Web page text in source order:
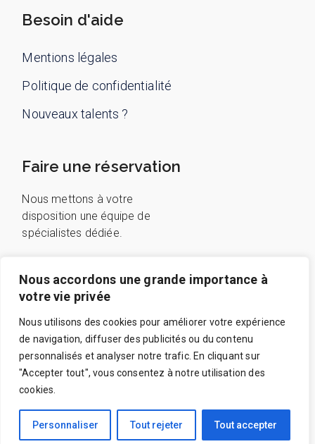
Nous accordons une grande importance à
votre vie privée
Nous utilisons des cookies pour améliorer votre expérience
de navigation, diffuser des publicités ou du contenu
personnalisés et analyser notre trafic. En cliquant sur
"Accepter tout", vous consentez à notre utilisation des
cookies.
Personnaliser Tout rejeter Tout accepter
Besoin d'aide
Mentions légales
Politique de confidentialité
Nouveaux talents ?
Faire une réservation
Nous mettons à votre
disposition une équipe de
spécialistes dédiée.
Reserver en ligne
Ou, appelez au:07 69 41 68 16
© 2023CityFix,Tous droits réservés